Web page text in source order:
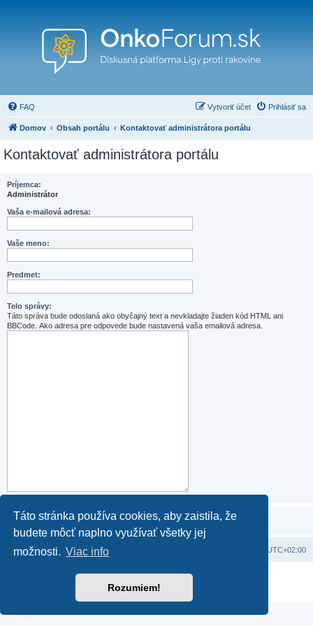
Táto stránka používa cookies, aby zaistila, že
budete môcť naplno využívať všetky jej
možnosti. Viac info
Rozumiem!
FAQ Prihlásiť sa
Vytvoriť účet
Domov Obsah portálu Kontaktovať administrátora portálu
Kontaktovať administrátora portálu
Príjemca:
Administrátor
Vaša e-mailová adresa:
Vaše meno:
Predmet:
Telo správy:
Táto správa bude odoslaná ako obyčajný text a nevkladajte žiaden kód HTML ani
BBCode. Ako adresa pre odpovede bude nastavená vaša emailová adresa.
Domov Obsah portálu UTC+02:00
Založené naphpBB® Forum Software © phpBB Limited
Súkromie|Podmienky